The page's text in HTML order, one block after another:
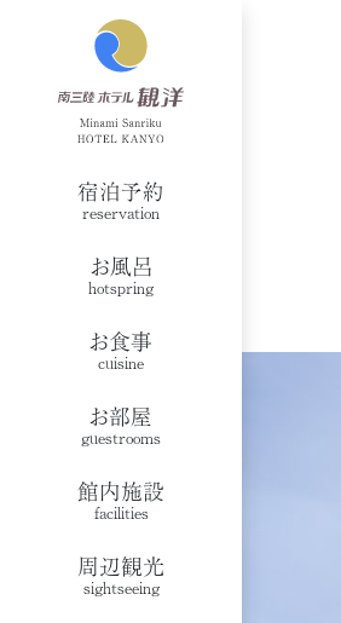
宿泊予約
reservation
お風呂
hotspring
お食事
cuisine
お部屋
guestrooms
館内施設
facilities
周辺観光
sightseeing